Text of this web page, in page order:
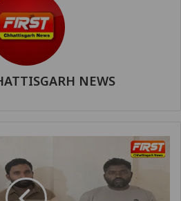
NEWS